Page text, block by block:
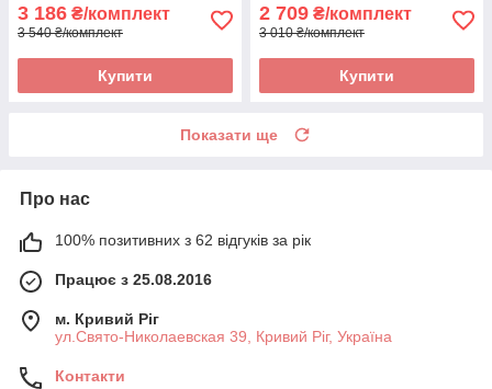
3 186 ₴/комплект
3 540 ₴/комплект
Купити
2 709 ₴/комплект
3 010 ₴/комплект
Купити
Показати ще
Про нас
100% позитивних з 62 відгуків за рік
Працює з 25.08.2016
м. Кривий Ріг
ул.Свято-Николаевская 39, Кривий Ріг, Україна
Контакти